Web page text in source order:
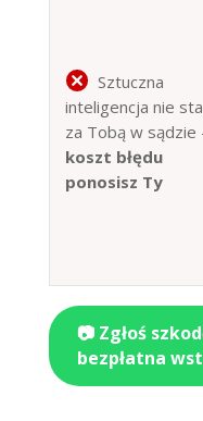
Sztuczna
inteligencja nie
za Tobą w
koszt błędu
ponosisz Ty
📷 Zgłoś
bezpłatna